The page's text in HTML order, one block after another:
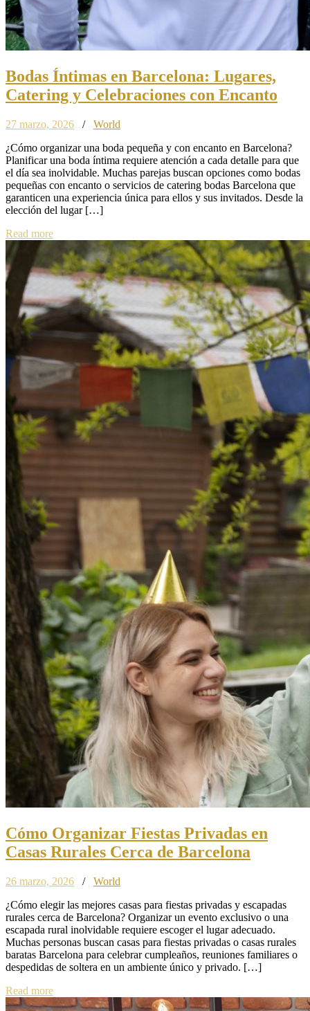
Bodas Íntimas en Barcelona: Lugares,
Catering y Celebraciones con Encanto
27 marzo, 2026 / World
¿Cómo organizar una boda pequeña y con encanto en Barcelona?
Planificar una boda íntima requiere atención a cada detalle para que
el día sea inolvidable. Muchas parejas buscan opciones como bodas
pequeñas con encanto o servicios de catering bodas Barcelona que
garanticen una experiencia única para ellos y sus invitados. Desde la
elección del lugar […]
Read more
Cómo Organizar Fiestas Privadas en
Casas Rurales Cerca de Barcelona
26 marzo, 2026 / World
¿Cómo elegir las mejores casas para fiestas privadas y escapadas
rurales cerca de Barcelona? Organizar un evento exclusivo o una
escapada rural inolvidable requiere escoger el lugar adecuado.
Muchas personas buscan casas para fiestas privadas o casas rurales
baratas Barcelona para celebrar cumpleaños, reuniones familiares o
despedidas de soltera en un ambiente único y privado. […]
Read more